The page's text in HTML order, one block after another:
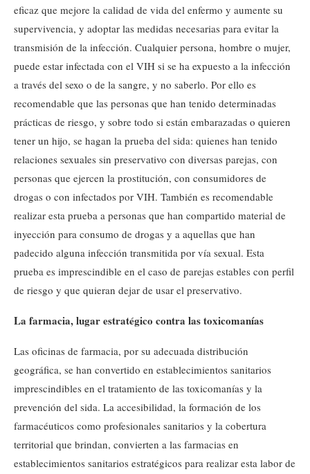
eficaz que mejore la calidad de vida del enfermo y aumente su
supervivencia, y adoptar las medidas necesarias para evitar la
transmisión de la infección. Cualquier persona, hombre o mujer,
puede estar infectada con el VIH si se ha expuesto a la infección
a través del sexo o de la sangre, y no saberlo. Por ello es
recomendable que las personas que han tenido determinadas
prácticas de riesgo, y sobre todo si están embarazadas o quieren
tener un hijo, se hagan la prueba del sida: quienes han tenido
relaciones sexuales sin preservativo con diversas parejas, con
personas que ejercen la prostitución, con consumidores de
drogas o con infectados por VIH. También es recomendable
realizar esta prueba a personas que han compartido material de
inyección para consumo de drogas y a aquellas que han
padecido alguna infección transmitida por vía sexual. Esta
prueba es imprescindible en el caso de parejas estables con perfil
de riesgo y que quieran dejar de usar el preservativo.
La farmacia, lugar estratégico contra las toxicomanías
Las oficinas de farmacia, por su adecuada distribución
geográfica, se han convertido en establecimientos sanitarios
imprescindibles en el tratamiento de las toxicomanías y la
prevención del sida. La accesibilidad, la formación de los
farmacéuticos como profesionales sanitarios y la cobertura
territorial que brindan, convierten a las farmacias en
establecimientos sanitarios estratégicos para realizar esta labor de